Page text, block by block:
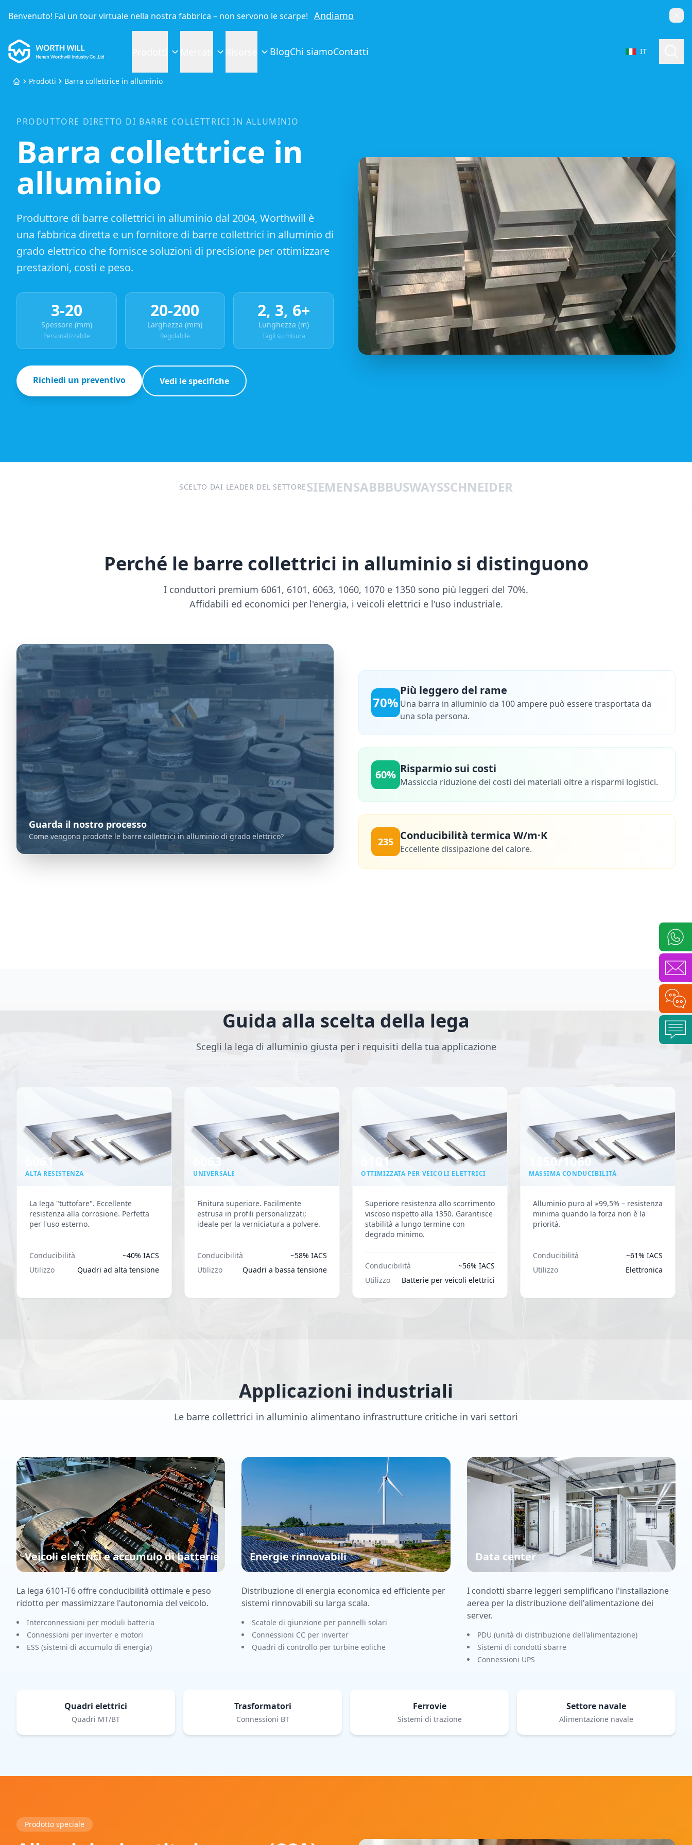
Benvenuto! Fai un tour virtuale nella nostra fabbrica – non servono le scarpe! Andiamo
Worthwill
BlogChi siamoContatti IT
Seleziona lingua
HomeProdotti Barra collettrice in alluminio
PRODUTTORE DIRETTO DI BARRE COLLETTRICI IN ALLUMINIO
Barra collettrice in
alluminio
Produttore di barre collettrici in alluminio dal 2004, Worthwill è
una fabbrica diretta e un fornitore di barre collettrici in alluminio di
grado elettrico che fornisce soluzioni di precisione per ottimizzare
prestazioni, costi e peso.
3-20
Spessore (mm)
Personalizzabile
20-200
Larghezza (mm)
Regolabile
2, 3, 6+
Lunghezza (m)
Tagli su misura
Richiedi un preventivo Vedi le specifiche
SCELTO DAI LEADER DEL SETTORESIEMENSABBBUSWAYSSCHNEIDER
Perché le barre collettrici in alluminio si distinguono
I conduttori premium 6061, 6101, 6063, 1060, 1070 e 1350 sono più leggeri del 70%.
Affidabili ed economici per l'energia, i veicoli elettrici e l'uso industriale.
Guarda il nostro processo
Come vengono prodotte le barre collettrici in alluminio di grado elettrico?
70%
Più leggero del rame
Una barra in alluminio da 100 ampere può essere trasportata da
una sola persona.
60% Risparmio sui costi
Massiccia riduzione dei costi dei materiali oltre a risparmi logistici.
235 Conducibilità termica W/m·K
Eccellente dissipazione del calore.
Guida alla scelta della lega
Scegli la lega di alluminio giusta per i requisiti della tua applicazione
6061
ALTA RESISTENZA
La lega "tuttofare". Eccellente
resistenza alla corrosione. Perfetta
per l'uso esterno.
Conducibilità
~40% IACS
Utilizzo
Quadri ad alta tensione
6063
UNIVERSALE
Finitura superiore. Facilmente
estrusa in profili personalizzati;
ideale per la verniciatura a polvere.
Conducibilità
~58% IACS
Utilizzo
Quadri a bassa tensione
6101
OTTIMIZZATA PER VEICOLI ELETTRICI
Superiore resistenza allo scorrimento
viscoso rispetto alla 1350. Garantisce
stabilità a lungo termine con
degrado minimo.
Conducibilità
~56% IACS
Utilizzo
Batterie per veicoli elettrici
1350/1060
MASSIMA CONDUCIBILITÀ
Alluminio puro al ≥99,5% – resistenza
minima quando la forza non è la
priorità.
Conducibilità
~61% IACS
Utilizzo
Elettronica
Applicazioni industriali
Le barre collettrici in alluminio alimentano infrastrutture critiche in vari settori
Veicoli elettrici e accumulo di batterie
La lega 6101-T6 offre conducibilità ottimale e peso
ridotto per massimizzare l'autonomia del veicolo.
Interconnessioni per moduli batteria
Connessioni per inverter e motori
ESS (sistemi di accumulo di energia)
Energie rinnovabili
Distribuzione di energia economica ed efficiente per
sistemi rinnovabili su larga scala.
Scatole di giunzione per pannelli solari
Connessioni CC per inverter
Quadri di controllo per turbine eoliche
Data center
I condotti sbarre leggeri semplificano l'installazione
aerea per la distribuzione dell'alimentazione dei
server.
PDU (unità di distribuzione dell'alimentazione)
Sistemi di condotti sbarre
Connessioni UPS
Quadri elettrici
Quadri MT/BT
Trasformatori
Connessioni BT
Ferrovie
Sistemi di trazione
Settore navale
Alimentazione navale
Prodotto speciale